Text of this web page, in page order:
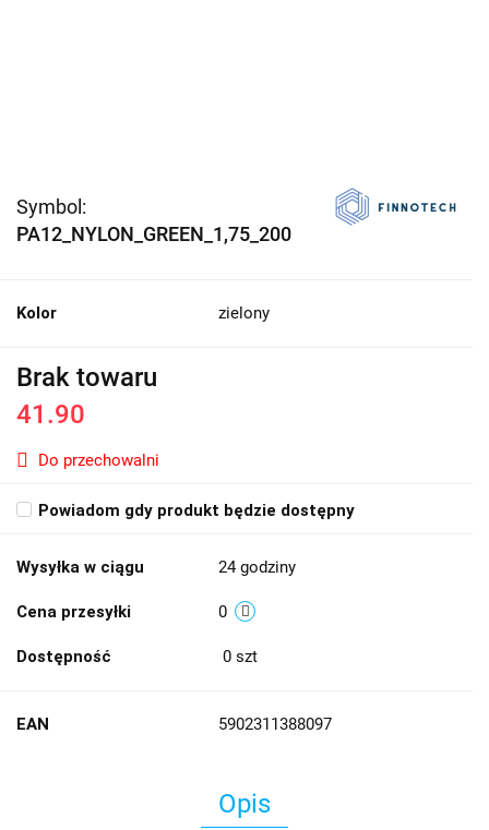
Symbol:
PA12_NYLON_GREEN_1,75_200
Kolor zielony
Brak towaru
41.90
Do przechowalni
Powiadom gdy produkt będzie dostępny
Wysyłka w ciągu 24 godziny
Cena przesyłki 0
Dostępność 0 szt
EAN 5902311388097
Opis